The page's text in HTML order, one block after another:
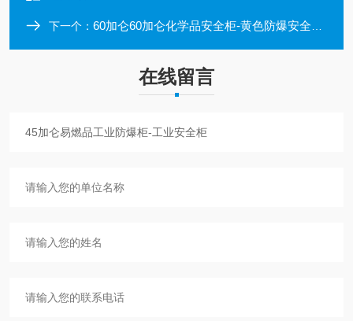
下一个： 60加仑60加仑化学品安全柜-黄色防爆安全柜H1650*W860*D860 mm
在线留言